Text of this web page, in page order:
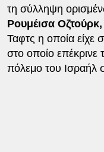
τη σύλληψη
Ρουμέισα Οζτούρκ,
Ταφτς η οποία είχε
στο οποίο
πόλεμο του Ισραήλ